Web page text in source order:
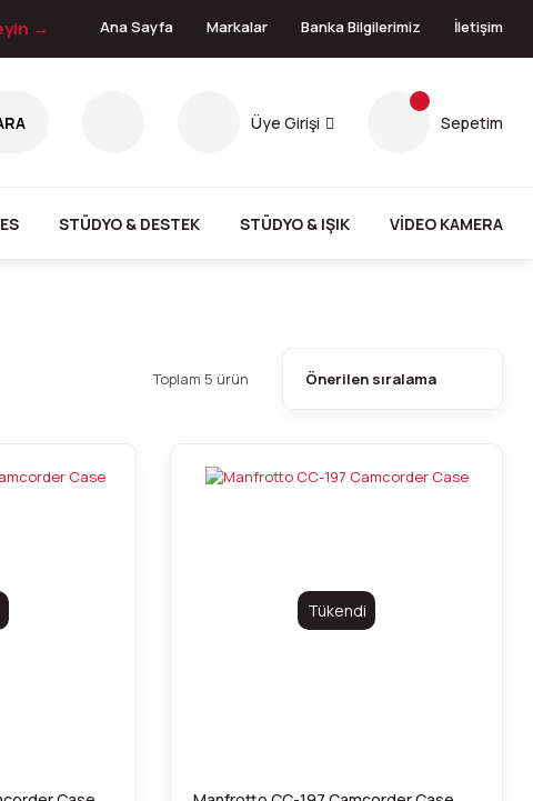
→ Ana Sayfa Markalar Banka Bilgilerimiz İletişim
Üye Girişi Sepetim
STÜDYO & DESTEK STÜDYO & IŞIK VİDEO KAMERA
Toplam 5 ürün
Tükendi